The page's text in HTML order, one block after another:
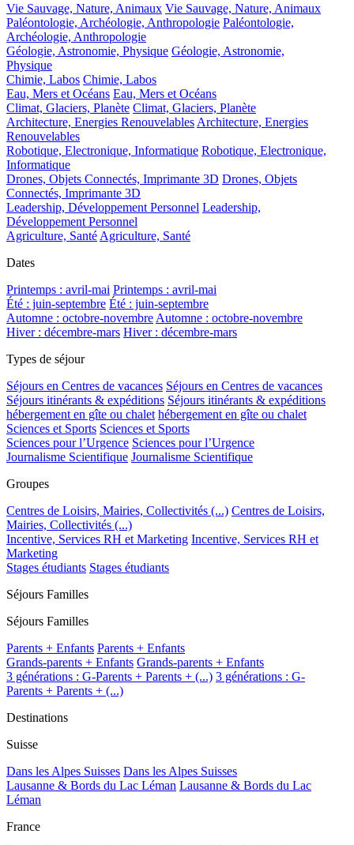
Vie Sauvage, Nature, Animaux Vie Sauvage, Nature, Animaux
Paléontologie, Archéologie, Anthropologie Paléontologie,
Archéologie, Anthropologie
Géologie, Astronomie, Physique Géologie, Astronomie,
Physique
Chimie, Labos Chimie, Labos
Eau, Mers et Océans Eau, Mers et Océans
Climat, Glaciers, Planète Climat, Glaciers, Planète
Architecture, Energies Renouvelables Architecture, Energies
Renouvelables
Robotique, Electronique, Informatique Robotique, Electronique,
Informatique
Drones, Objets Connectés, Imprimante 3D Drones, Objets
Connectés, Imprimante 3D
Leadership, Développement Personnel Leadership,
Développement Personnel
Agriculture, Santé Agriculture, Santé
Dates
Printemps : avril-mai Printemps : avril-mai
Été : juin-septembre Été : juin-septembre
Automne : octobre-novembre Automne : octobre-novembre
Hiver : décembre-mars Hiver : décembre-mars
Types de séjour
Séjours en Centres de vacances Séjours en Centres de vacances
Séjours itinérants & expéditions Séjours itinérants & expéditions
hébergement en gîte ou chalet hébergement en gîte ou chalet
Sciences et Sports Sciences et Sports
Sciences pour l’Urgence Sciences pour l’Urgence
Journalisme Scientifique Journalisme Scientifique
Groupes
Centres de Loisirs, Mairies, Collectivités (...) Centres de Loisirs,
Mairies, Collectivités (...)
Incentive, Services RH et Marketing Incentive, Services RH et
Marketing
Stages étudiants Stages étudiants
Séjours Familles
Séjours Familles
Parents + Enfants Parents + Enfants
Grands-parents + Enfants Grands-parents + Enfants
3 générations : G-Parents + Parents + (...) 3 générations : G-
Parents + Parents + (...)
Destinations
Suisse
Dans les Alpes Suisses Dans les Alpes Suisses
Lausanne & Bords du Lac Léman Lausanne & Bords du Lac
Léman
France